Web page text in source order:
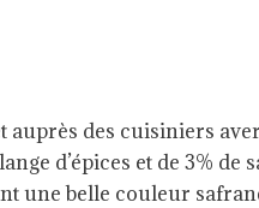
des cuisiniers
d’épices et de 3% de
une belle couleur